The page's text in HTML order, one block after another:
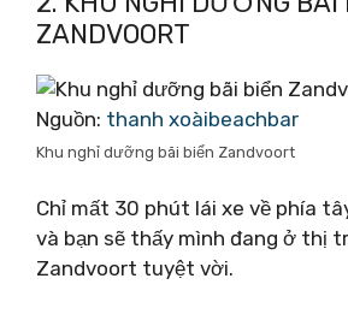
ZANDVOORT
Nguồn: thanh xoàibeachbar
Khu nghỉ dưỡng bãi biển Zandvoort
Chỉ mất 30 phút lái xe về phía
và bạn sẽ thấy mình đang ở thị
Zandvoort tuyệt vời.